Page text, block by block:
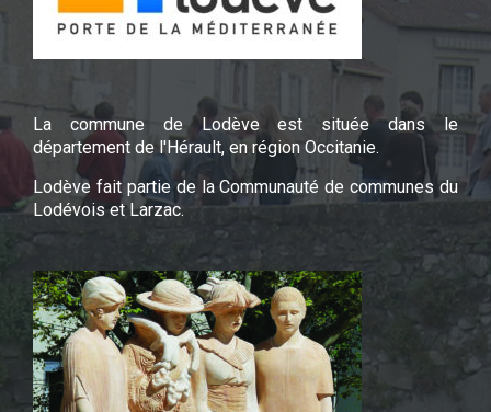
La commune de Lodève est située dans le
département de l'Hérault, en région Occitanie.
Lodève fait partie de la Communauté de communes du
Lodévois et Larzac.